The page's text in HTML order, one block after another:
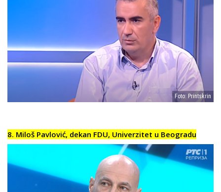
Foto: Printskrin
8. Miloš Pavlović, dekan FDU, Univerzitet u Beogradu